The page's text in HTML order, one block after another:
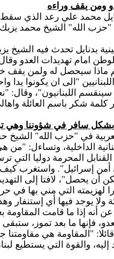
ومن يقف وراءه
محمد علي رعد الذي
الله" الشيخ محمد
بدنايل تحدث فيه الشيخ
امام تهديدات العدو
سيحصل له ولمن يقف
"الى ان يكونوا
سينقسم اللبنانيون"،
كلمة شكر باسم العائلة
بشكل سافر في شؤوننا وهي
في "حزب الله" الشيخ
الداخلية، وتساءل:
المحرمة دوليا التي
أمن إسرائيل". واستغرب
أن يحصل"، لافتا إلى
فيها أي إستنفار
أنه إذا ما قامت المقاومة
فإنها ما بعد تموز،
"المقاومة هي
إليه، والقوة التي يستطيع